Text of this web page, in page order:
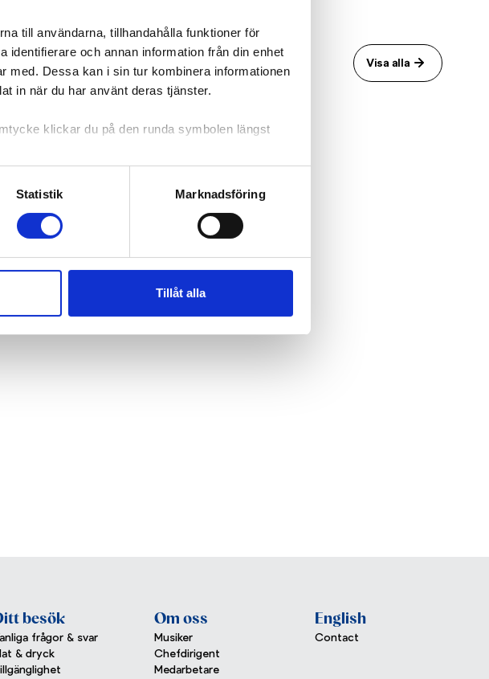
till användarna, tillhandahålla funktioner för
och annan information från din enhet
med. Dessa kan i sin tur kombinera informationen
in när du har använt deras tjänster.
klickar du på den runda symbolen längst
Statistik Marknadsföring
Tillåt alla
Visa alla
besök
frågor & svar
& dryck
Om oss
Musiker
Chefdirigent
Medarbetare
English
Contact